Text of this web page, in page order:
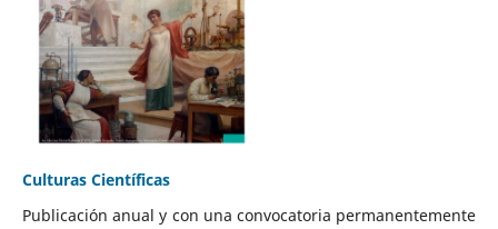
Culturas Científicas
Publicación anual y con una convocatoria permanentemente